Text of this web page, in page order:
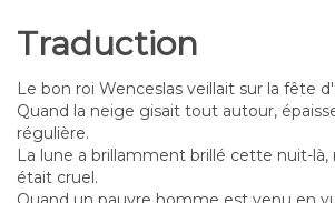
Traduction
Le bon roi Wenceslas veillait sur la fête
Quand la neige gisait tout autour,
régulière.
La lune a brillamment brillé cette nuit-
était cruel.